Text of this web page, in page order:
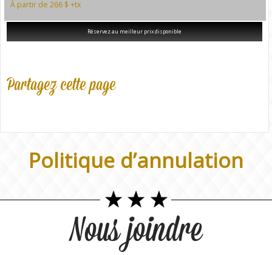
À partir de 266 $ +tx
Réservez au meilleur prix disponible
Partagez cette page
Politique d’annulation
Nous joindre